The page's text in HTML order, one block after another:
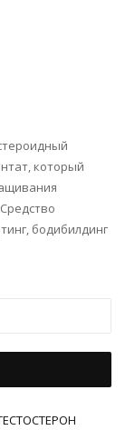
который
бодибилдинг